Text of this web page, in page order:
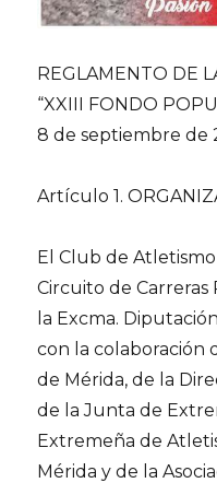
REGLAMENTO DE
“XXIII FONDO
8 de septiembre de
Artículo 1.
El Club de
Circuito de
la Excma.
con la colaboración
de Mérida, de la
de la Junta de
Extremeña de
Mérida y de la